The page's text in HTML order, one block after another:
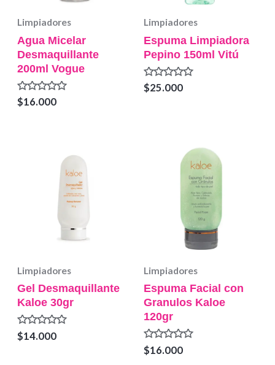
Limpiadores
Agua Micelar
Desmaquillante
200ml Vogue
Valorado
en
$16.000
Limpiadores
Espuma Limpiadora
Pepino 150ml Vitú
Valorado
en
$25.000
Limpiadores
Gel Desmaquillante
Kaloe 30gr
Valorado
en
$14.000
Limpiadores
Espuma Facial con
Granulos Kaloe
120gr
Valorado
en
$16.000